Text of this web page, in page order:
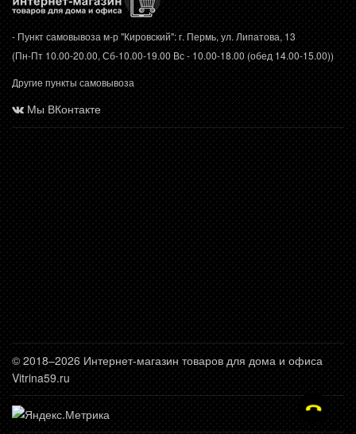
- Пункт самовывоза м-р "Кировский": г. Пермь, ул. Липатова, 13
(Пн-Пт 10.00-20.00, Сб-10.00-19.00 Вс - 10.00-18.00 (обед 14.00-15.00))
Другие пункты самовывоза
Мы ВКонтакте
© 2018–2026 Интернет-магазин товаров для дома и офиса
Vitrina59.ru